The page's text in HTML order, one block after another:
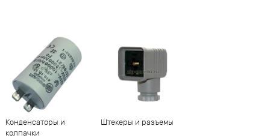
Конденсаторы и
колпачки
Штекеры и разъемы